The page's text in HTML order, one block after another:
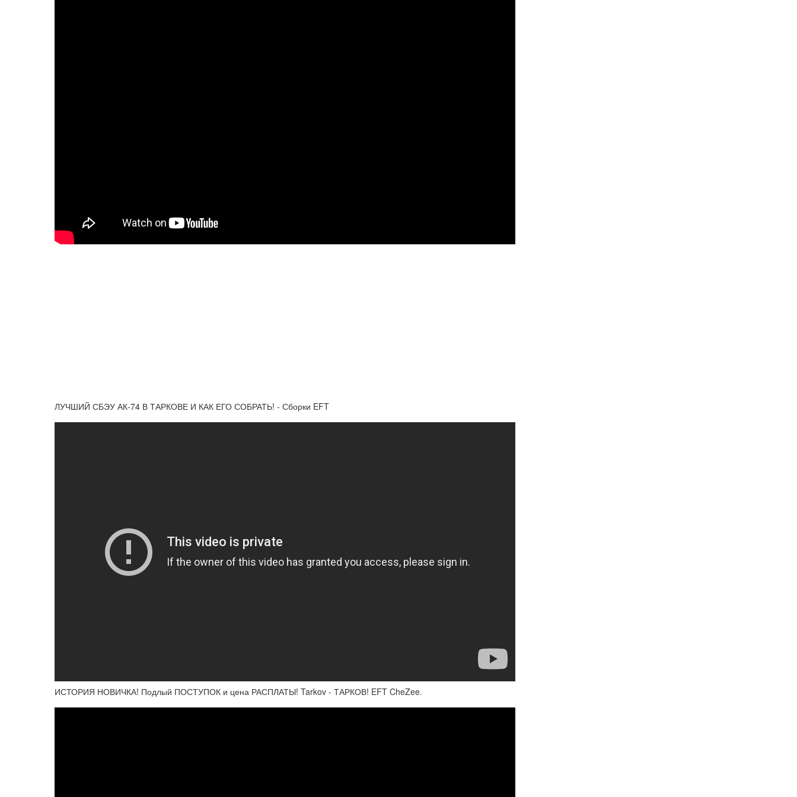
ЛУЧШИЙ СБЭУ АК-74 В ТАРКОВЕ И КАК ЕГО СОБРАТЬ! - Сборки EFT
ИСТОРИЯ НОВИЧКА! Подлый ПОСТУПОК и цена РАСПЛАТЫ! Tarkov - ТАРКОВ! EFT CheZee.